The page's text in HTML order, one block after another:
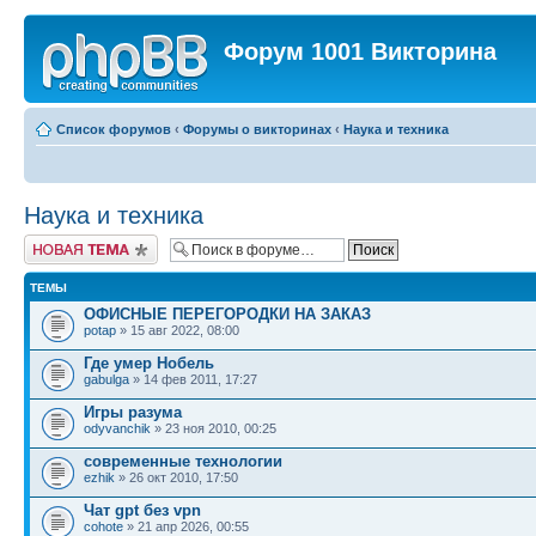
Форум 1001 Викторина
Список форумов ‹ Форумы о викторинах ‹ Наука и техника
Наука и техника
Новая тема
ТЕМЫ
ОФИСНЫЕ ПЕРЕГОРОДКИ НА ЗАКАЗ
potap » 15 авг 2022, 08:00
Где умер Нобель
gabulga » 14 фев 2011, 17:27
Игры разума
odyvanchik » 23 ноя 2010, 00:25
современные технологии
ezhik » 26 окт 2010, 17:50
Чат gpt без vpn
cohote » 21 апр 2026, 00:55